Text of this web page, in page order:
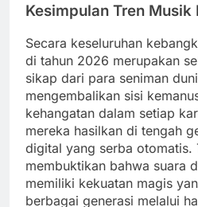
Kesimpulan Tren Musik
Secara keseluruhan
di tahun 2026 merupakan
sikap dari para seniman
mengembalikan sisi
kehangatan dalam setiap
mereka hasilkan di tengah
digital yang serba otomatis.
membuktikan bahwa suara
memiliki kekuatan magis
berbagai generasi melalui